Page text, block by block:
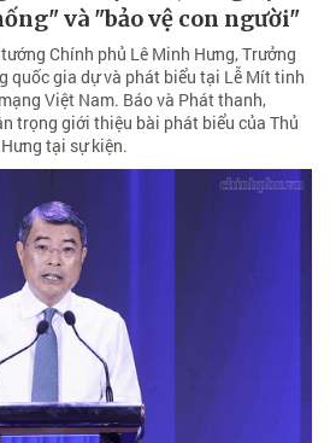
và "bảo vệ con người"
Chính phủ Lê Minh Hưng, Trưởng
quốc gia dự và phát biểu tại Lễ Mít tinh
Việt Nam. Báo và Phát thanh,
trọng giới thiệu bài phát biểu của Thủ
tại sự kiện.